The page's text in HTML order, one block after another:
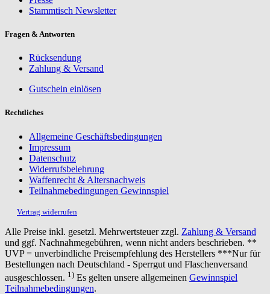
Stammtisch Newsletter
Fragen & Antworten
Rücksendung
Zahlung & Versand
Gutschein einlösen
Rechtliches
Allgemeine Geschäftsbedingungen
Impressum
Datenschutz
Widerrufsbelehrung
Waffenrecht & Altersnachweis
Teilnahmebedingungen Gewinnspiel
Vertrag widerrufen
Alle Preise inkl. gesetzl. Mehrwertsteuer zzgl. Zahlung & Versand
und ggf. Nachnahmegebühren, wenn nicht anders beschrieben. **
UVP = unverbindliche Preisempfehlung des Herstellers ***Nur für
Bestellungen nach Deutschland - Sperrgut und Flaschenversand
ausgeschlossen. 1) Es gelten unsere allgemeinen Gewinnspiel
Teilnahmebedingungen.